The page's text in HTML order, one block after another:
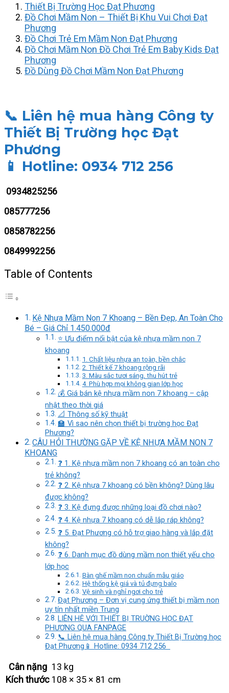
Thiết Bị Trường Học Đạt Phương
Đồ Chơi Mầm Non – Thiết Bị Khu Vui Chơi Đạt
Phương
Đồ Chơi Trẻ Em Mầm Non Đạt Phương
Đồ Chơi Mầm Non Đồ Chơi Trẻ Em Baby Kids Đạt
Phương
Đồ Dùng Đồ Chơi Mầm Non Đạt Phương
📞 Liên hệ mua hàng Công ty
Thiết Bị Trường học Đạt
Phương
📱 Hotline: 0934 712 256
0934825256
085777256
0858782256
0849992256
Table of Contents
Kệ Nhựa Mầm Non 7 Khoang – Bền Đẹp, An Toàn Cho
Bé – Giá Chỉ 1.450.000đ
⭐ Ưu điểm nổi bật của kệ nhựa mầm non 7
khoang
1. Chất liệu nhựa an toàn, bền chắc
2. Thiết kế 7 khoang rộng rãi
3. Màu sắc tươi sáng, thu hút trẻ
4. Phù hợp mọi không gian lớp học
💰 Giá bán kệ nhựa mầm non 7 khoang – cập
nhật theo thời giá
📐 Thông số kỹ thuật
🏫 Vì sao nên chọn thiết bị trường học Đạt
Phương?
CÂU HỎI THƯỜNG GẶP VỀ KỆ NHỰA MẦM NON 7
KHOANG
❓ 1. Kệ nhựa mầm non 7 khoang có an toàn cho
trẻ không?
❓ 2. Kệ nhựa 7 khoang có bền không? Dùng lâu
được không?
❓ 3. Kệ đựng được những loại đồ chơi nào?
❓ 4. Kệ nhựa 7 khoang có dễ lắp ráp không?
❓ 5. Đạt Phương có hỗ trợ giao hàng và lắp đặt
không?
❓ 6. Danh mục đồ dùng mầm non thiết yếu cho
lớp học
Bàn ghế mầm non chuẩn mẫu giáo
Hệ thống kệ giá và tủ đựng balo
Vệ sinh và nghỉ ngơi cho trẻ
Đạt Phương – Đơn vị cung ứng thiết bị mầm non
uy tín nhất miền Trung
LIÊN HỆ VỚI THIẾT BỊ TRUỜNG HỌC ĐẠT
PHƯƠNG QUA FANPAGE
📞 Liên hệ mua hàng Công ty Thiết Bị Trường học
Đạt Phương📱 Hotline: 0934 712 256
Cân nặng 13 kg
Kích thước 108 × 35 × 81 cm